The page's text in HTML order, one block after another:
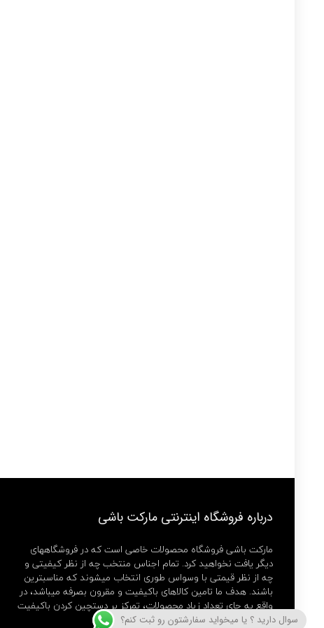
درباره فروشگاه اینترنتی مارکت باشی
مارکت باشی فروشگاه محصولات خاصی است که در فروشگاههای
دیگر یافت نخواهید کرد. تمام اجناس منتخب چه از نظر کیفیتی و
چه از نظر قیمتی با وسواس طوری انتخاب میشوند که مناسبترین
باشند. هدف ما تامین کالاهای باکیفیت و مقرون بصرفه میباشد، در
واقع به جای تعداد زیاد محصولات، تمرکز بر دستچین کردن باکیفیت
ترین ها داریم.
سوال دارید ؟ یا میخواید سفارشتون رو ثبت کنم؟